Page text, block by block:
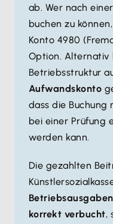
ab. Wer nach
buchen zu
Konto 4980
Option. Alternativ
Betriebsstruktur
Aufwandskonto
dass die
bei einer Prüfung
werden kann.
Die gezahlten
Betriebsausgaben
korrekt verbucht,